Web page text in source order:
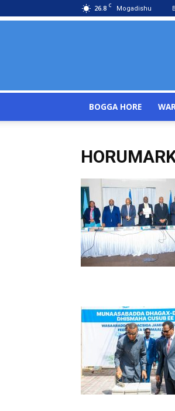
26.8 C Mogadishu
BOGGA HORE